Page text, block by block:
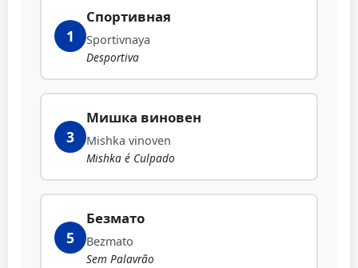
1
Спортивная
Sportivnaya
Desportiva
3
Мишка виновен
Mishka vinoven
Mishka é Culpado
5
Безмато
Bezmato
Sem Palavrão